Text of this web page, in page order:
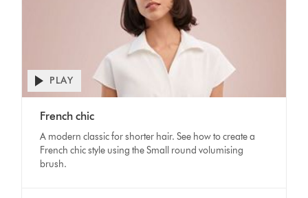
Transcript
Open
video
transcript
PLAY
French chic
A modern classic for shorter hair. See how to create a
French chic style using the Small round volumising
brush.